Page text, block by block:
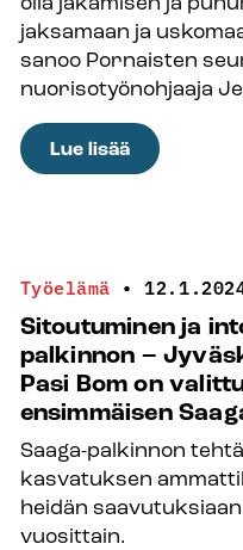
jaksamaan ja
sanoo Pornaisten
nuorisotyönohjaaja
Lue lisää:
Yhteistyö
nuoret
ovat
tärkeitä
Saaga-
palkinto
2023
ehdokas
Jemina
Työelämä •
Sitoutuminen ja
palkinnon –
Pasi Bom on
ensimmäisen
Saaga-palkinnon
kasvatuksen
heidän
vuosittain.